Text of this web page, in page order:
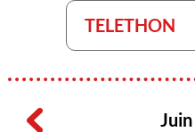
TELETHON